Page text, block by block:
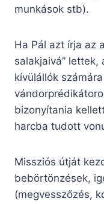
munkások stb).
Ha Pál azt írja az
salakjaivá” lettek,
kívülállók
bizonyítania
harcba tudott
Missziós útját
bebörtönzések,
(megvesszőzés,